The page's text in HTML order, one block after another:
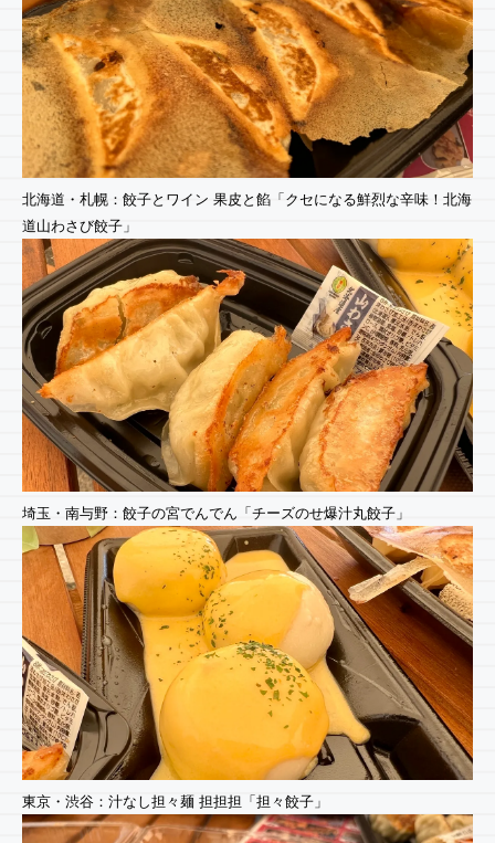
北海道・札幌：餃子とワイン 果皮と餡「クセになる鮮烈な辛味！北海
道山わさび餃子」
埼玉・南与野：餃子の宮でんでん「チーズのせ爆汁丸餃子」
東京・渋谷：汁なし担々麺 担担担「担々餃子」